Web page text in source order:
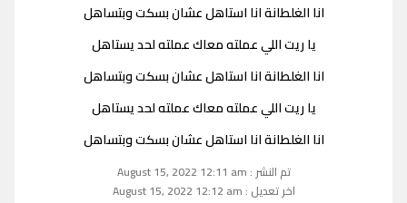
انا الغلطانة انا استاهل عشان بسكت وبتساهل
يا ريت اللي عملته معاك عملته لحد يستاهل
انا الغلطانة انا استاهل عشان بسكت وبتساهل
يا ريت اللي عملته معاك عملته لحد يستاهل
انا الغلطانة انا استاهل عشان بسكت وبتساهل
تم النشر : August 15, 2022 12:11 am
اخر تعديل : August 15, 2022 12:12 am